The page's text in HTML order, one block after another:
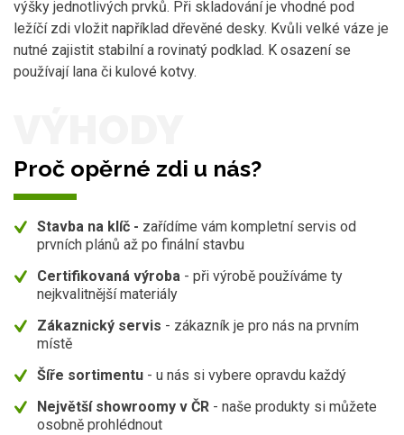
výšky jednotlivých prvků. Při skladování je vhodné pod
ležíčí zdi vložit například dřevěné desky. Kvůli velké váze je
nutné zajistit stabilní a rovinatý podklad. K osazení se
používají lana či kulové kotvy.
Proč opěrné zdi u nás?
Stavba na klíč - zařídíme vám kompletní servis od
prvních plánů až po finální stavbu
Certifikovaná výroba - při výrobě používáme ty
nejkvalitnější materiály
Zákaznický servis - zákazník je pro nás na prvním
místě
Šíře sortimentu - u nás si vybere opravdu každý
Největší showroomy v ČR - naše produkty si můžete
osobně prohlédnout